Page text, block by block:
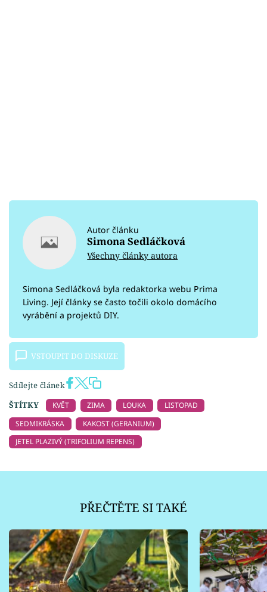
Autor článku
Simona Sedláčková
Všechny články autora
Simona Sedláčková byla redaktorka webu Prima
Living. Její články se často točili okolo domácího
vyrábění a projektů DIY.
VSTOUPIT DO DISKUZE
Sdílejte článek
ŠTÍTKY
KVĚT ZIMA LOUKA
LISTOPAD
SEDMIKRÁSKA
KAKOST (GERANIUM)
JETEL PLAZIVÝ (TRIFOLIUM REPENS)
PŘEČTĚTE SI TAKÉ